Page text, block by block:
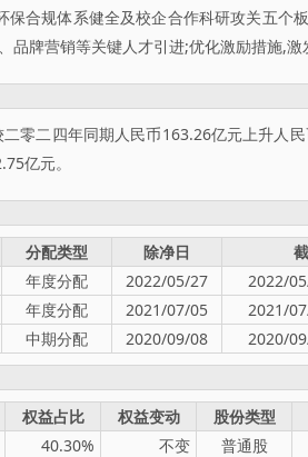
合规体系健全及校企合作科研攻关五个
牌营销等关键人才引进;优化激励措施,激
零二四年同期人民币163.26亿元上升人
亿元。
分配类型 除净日
年度分配 2022/05/27 2022/
年度分配 2021/07/05 2021/
中期分配 2020/09/08 2020/
权益占比 权益变动 股份类型
40.30% 不变 普通股